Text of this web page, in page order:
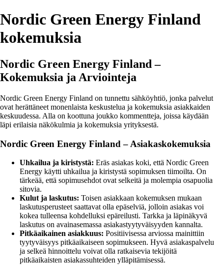
Nordic Green Energy Finland
kokemuksia
Nordic Green Energy Finland –
Kokemuksia ja Arviointeja
Nordic Green Energy Finland on tunnettu sähköyhtiö, jonka palvelut
ovat herättäneet monenlaista keskustelua ja kokemuksia asiakkaiden
keskuudessa. Alla on koottuna joukko kommentteja, joissa käydään
läpi erilaisia näkökulmia ja kokemuksia yrityksestä.
Nordic Green Energy Finland – Asiakaskokemuksia
Uhkailua ja kiristystä: Eräs asiakas koki, että Nordic Green
Energy käytti uhkailua ja kiristystä sopimuksen tiimoilta. On
tärkeää, että sopimusehdot ovat selkeitä ja molempia osapuolia
sitovia.
Kulut ja laskutus: Toisen asiakkaan kokemuksen mukaan
laskutusperusteet saattavat olla epäselviä, jolloin asiakas voi
kokea tulleensa kohdelluksi epäreilusti. Tarkka ja läpinäkyvä
laskutus on avainasemassa asiakastyytyväisyyden kannalta.
Pitkäaikainen asiakkuus: Positiivisessa arviossa mainittiin
tyytyväisyys pitkäaikaiseen sopimukseen. Hyvä asiakaspalvelu
ja selkeä hinnoittelu voivat olla ratkaisevia tekijöitä
pitkäaikaisten asiakassuhteiden ylläpitämisessä.